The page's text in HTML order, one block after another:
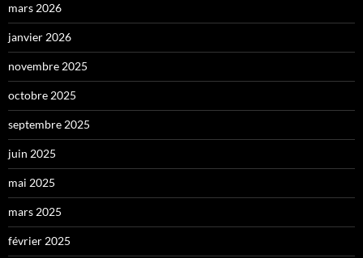
mars 2026
janvier 2026
novembre 2025
octobre 2025
septembre 2025
juin 2025
mai 2025
mars 2025
février 2025